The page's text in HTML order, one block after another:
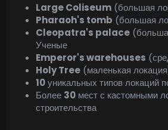
Large Coliseum (большая
Pharaoh's tomb (большая
Cleopatra's palace
Ученые
Emperor's warehouses
Holy Tree (маленькая
10уникальных типов локаций
Более 30 мест с кастомными
строительства